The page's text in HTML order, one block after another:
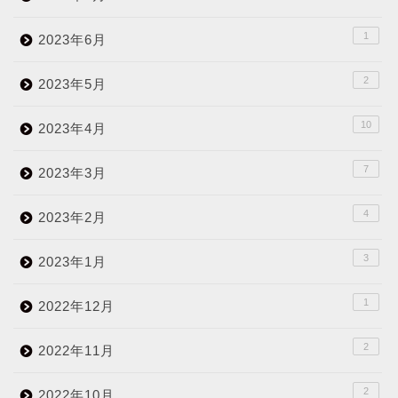
2023年6月 1
2023年5月 2
2023年4月 10
2023年3月 7
2023年2月 4
2023年1月 3
2022年12月 1
2022年11月 2
2